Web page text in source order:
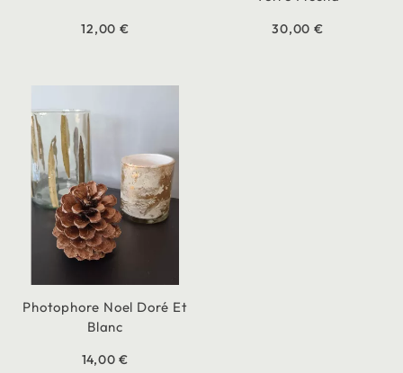
12,00 € 30,00 €
Photophore Noel Doré Et
Blanc
14,00 €